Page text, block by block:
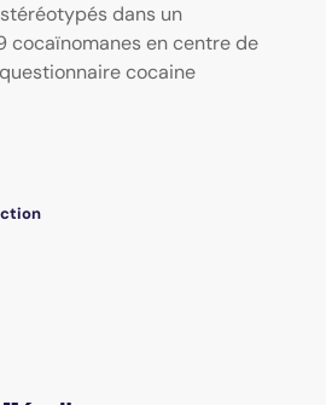
dans un
cocaïnomanes en centre de
cocaine